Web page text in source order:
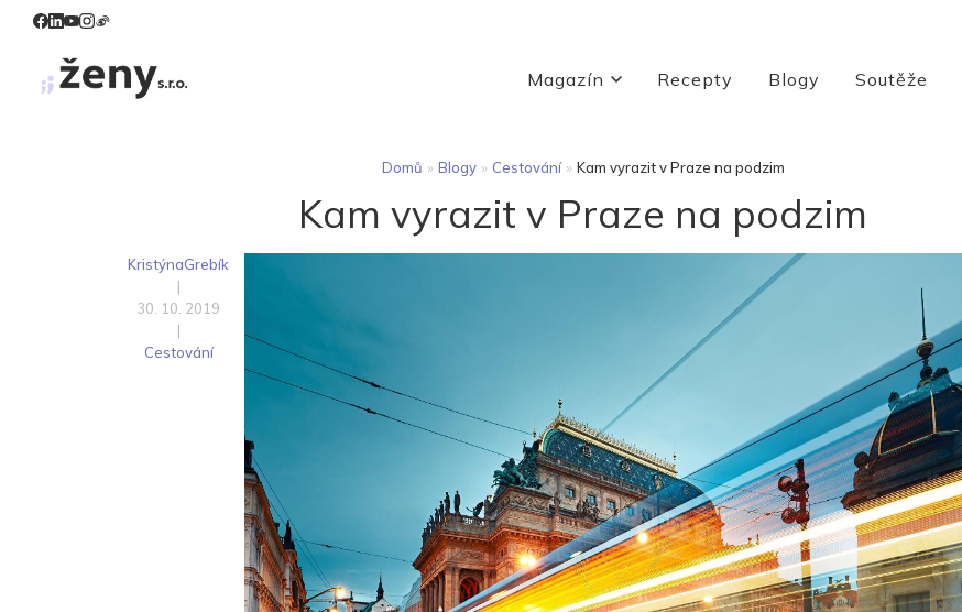
Magazín Recepty Blogy Soutěže
Domů » Blogy » Cestování » Kam vyrazit v Praze na podzim
Kam vyrazit v Praze na podzim
KristýnaGrebík
|
30. 10. 2019
|
Cestování